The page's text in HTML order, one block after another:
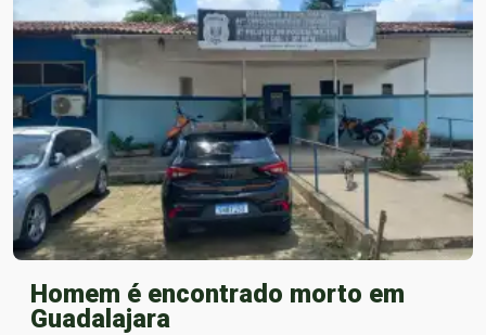
Homem é encontrado morto em
Guadalajara